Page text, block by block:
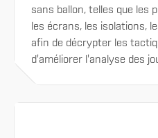
sans ballon, telles que les
les écrans, les isolations,
afin de décrypter les
d'améliorer l'analyse des